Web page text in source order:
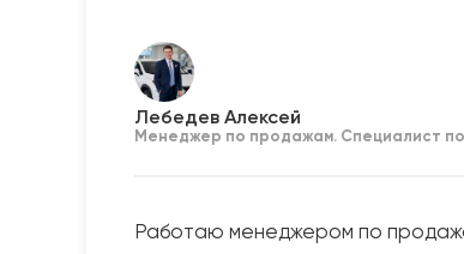
Лебедев Алексей
Менеджер по продажам. Специалист
Работаю менеджером по